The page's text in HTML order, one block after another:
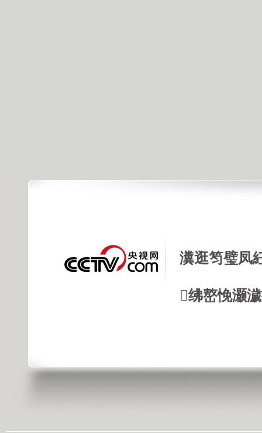
瀵逛笉璧凤
绋嶅悗灏